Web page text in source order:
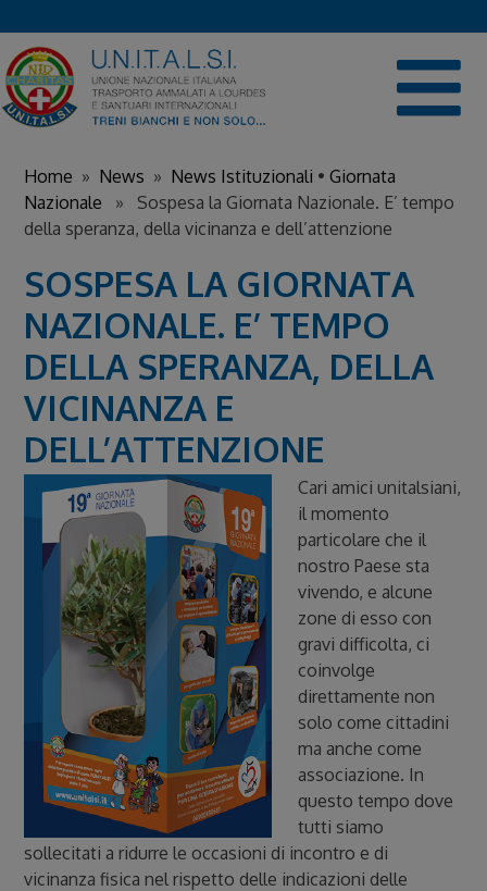
to
content
Home » News » News Istituzionali •Giornata
Nazionale » Sospesa la Giornata Nazionale. E’ tempo
della speranza, della vicinanza e dell’attenzione
SOSPESA LA GIORNATA
NAZIONALE. E’ TEMPO
DELLA SPERANZA, DELLA
VICINANZA E
DELL’ATTENZIONE
Cari amici unitalsiani,
il momento
particolare che il
nostro Paese sta
vivendo, e alcune
zone di esso con
gravi difficolta, ci
coinvolge
direttamente non
solo come cittadini
ma anche come
associazione. In
questo tempo dove
tutti siamo
sollecitati a ridurre le occasioni di incontro e di
vicinanza fisica nel rispetto delle indicazioni delle